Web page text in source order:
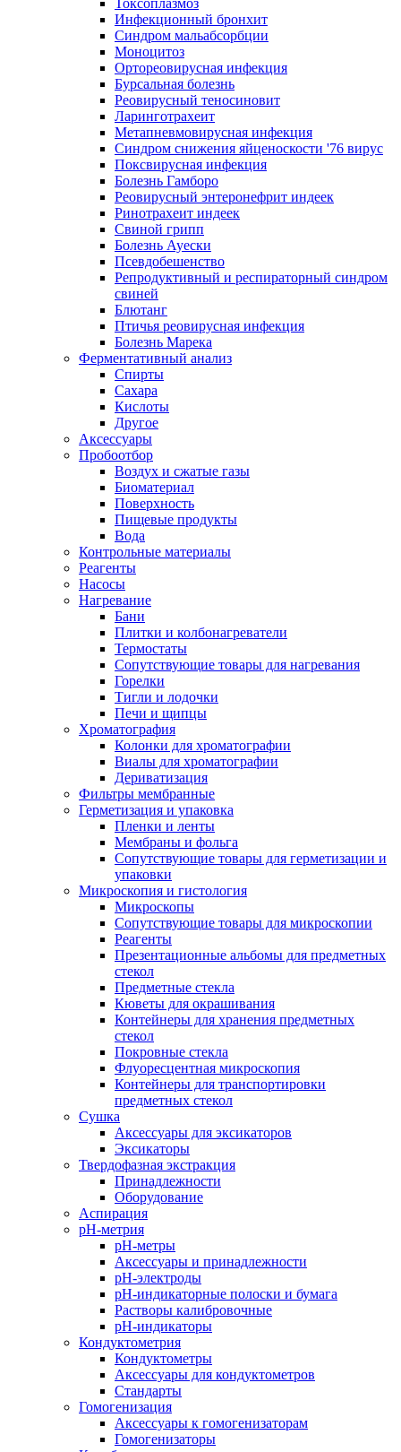
Токсоплазмоз
Инфекционный бронхит
Синдром мальабсорбции
Моноцитоз
Ортореовирусная инфекция
Бурсальная болезнь
Реовирусный теносиновит
Ларинготрахеит
Метапневмовирусная инфекция
Синдром снижения яйценоскости '76 вирус
Поксвирусная инфекция
Болезнь Гамборо
Реовирусный энтеронефрит индеек
Ринотрахеит индеек
Свиной грипп
Болезнь Ауески
Псевдобешенство
Репродуктивный и респираторный синдром
свиней
Блютанг
Птичья реовирусная инфекция
Болезнь Марека
Ферментативный анализ
Спирты
Сахара
Кислоты
Другое
Аксессуары
Пробоотбор
Воздух и сжатые газы
Биоматериал
Поверхность
Пищевые продукты
Вода
Контрольные материалы
Реагенты
Насосы
Нагревание
Бани
Плитки и колбонагреватели
Термостаты
Сопутствующие товары для нагревания
Горелки
Тигли и лодочки
Печи и щипцы
Хроматография
Колонки для хроматографии
Виалы для хроматографии
Дериватизация
Фильтры мембранные
Герметизация и упаковка
Пленки и ленты
Мембраны и фольга
Сопутствующие товары для герметизации и
упаковки
Микроскопия и гистология
Микроскопы
Сопутствующие товары для микроскопии
Реагенты
Презентационные альбомы для предметных
стекол
Предметные стекла
Кюветы для окрашивания
Контейнеры для хранения предметных
стекол
Покровные стекла
Флуоресцентная микроскопия
Контейнеры для транспортировки
предметных стекол
Сушка
Аксессуары для эксикаторов
Эксикаторы
Твердофазная экстракция
Принадлежности
Оборудование
Аспирация
pH-метрия
pH-метры
Аксессуары и принадлежности
pH-электроды
pH-индикаторные полоски и бумага
Растворы калибровочные
pH-индикаторы
Кондуктометрия
Кондуктометры
Аксессуары для кондуктометров
Стандарты
Гомогенизация
Аксессуары к гомогенизаторам
Гомогенизаторы